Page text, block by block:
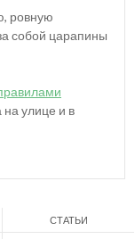
ровную
собой царапины
на улице и в
СТАТЬИ